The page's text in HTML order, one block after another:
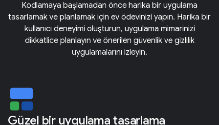
Kodlamaya başlamadan önce harika bir uygulama
tasarlamak ve planlamak için ev ödevinizi yapın. Harika bir
kullanıcı deneyimi oluşturun, uygulama mimarinizi
dikkatlice planlayın ve önerilen güvenlik ve gizlilik
uygulamalarını izleyin.
Güzel bir uygulama tasarlama